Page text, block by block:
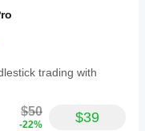
trading with
$50
-22% $39